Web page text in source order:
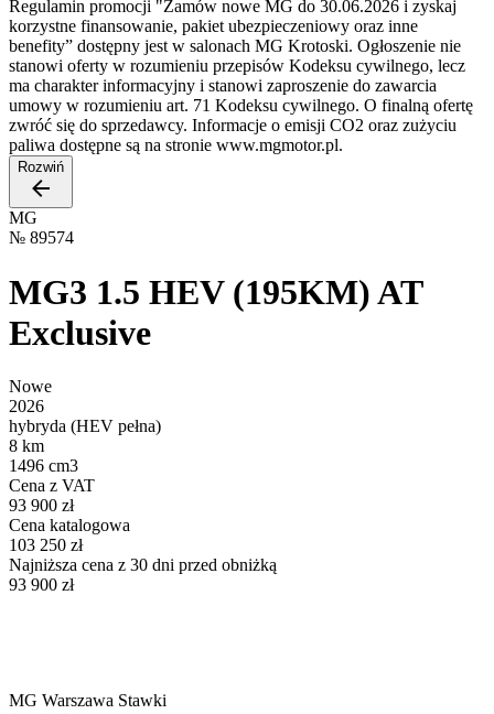
Regulamin promocji "Zamów nowe MG do 30.06.2026 i zyskaj
korzystne finansowanie, pakiet ubezpieczeniowy oraz inne
benefity” dostępny jest w salonach MG Krotoski. Ogłoszenie nie
stanowi oferty w rozumieniu przepisów Kodeksu cywilnego, lecz
ma charakter informacyjny i stanowi zaproszenie do zawarcia
umowy w rozumieniu art. 71 Kodeksu cywilnego. O finalną ofertę
zwróć się do sprzedawcy. Informacje o emisji CO2 oraz zużyciu
paliwa dostępne są na stronie www.mgmotor.pl.
Rozwiń
MG
№ 89574
MG3 1.5 HEV (195KM) AT
Exclusive
Nowe
2026
hybryda (HEV pełna)
8 km
1496 cm3
Cena z VAT
93 900 zł
Cena katalogowa
103 250 zł
Najniższa cena z 30 dni przed obniżką
93 900 zł
MG Warszawa Stawki